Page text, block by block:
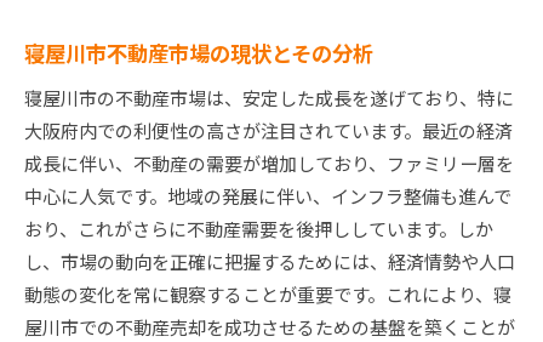
寝屋川市不動産市場の現状とその分析
寝屋川市の不動産市場は、安定した成長を遂げており、特に
大阪府内での利便性の高さが注目されています。最近の経済
成長に伴い、不動産の需要が増加しており、ファミリー層を
中心に人気です。地域の発展に伴い、インフラ整備も進んで
おり、これがさらに不動産需要を後押ししています。しか
し、市場の動向を正確に把握するためには、経済情勢や人口
動態の変化を常に観察することが重要です。これにより、寝
屋川市での不動産売却を成功させるための基盤を築くことが